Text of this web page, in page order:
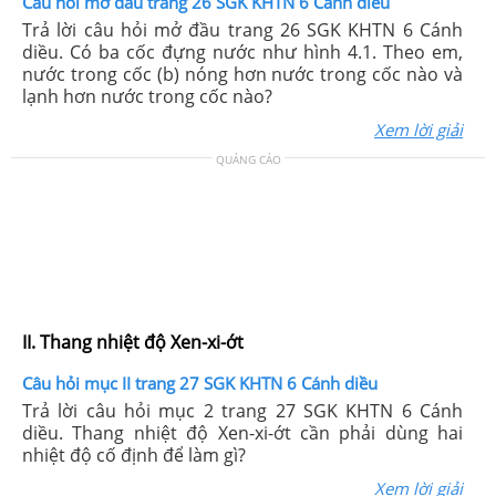
Trả lời câu hỏi mở đầu trang 26 SGK KHTN 6 Cánh
diều. Có ba cốc đựng nước như hình 4.1. Theo em,
nước trong cốc (b) nóng hơn nước trong cốc nào và
lạnh hơn nước trong cốc nào?
Xem lời giải
QUẢNG CÁO
II. Thang nhiệt độ Xen-xi-ớt
Câu hỏi mục II trang 27 SGK KHTN 6 Cánh diều
Trả lời câu hỏi mục 2 trang 27 SGK KHTN 6 Cánh
diều. Thang nhiệt độ Xen-xi-ớt cần phải dùng hai
nhiệt độ cố định để làm gì?
Xem lời giải